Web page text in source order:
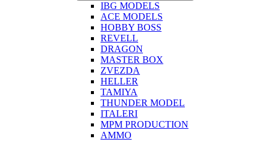
IBG MODELS
ACE MODELS
HOBBY BOSS
REVELL
DRAGON
MASTER BOX
ZVEZDA
HELLER
TAMIYA
THUNDER MODEL
ITALERI
MPM PRODUCTION
AMMO